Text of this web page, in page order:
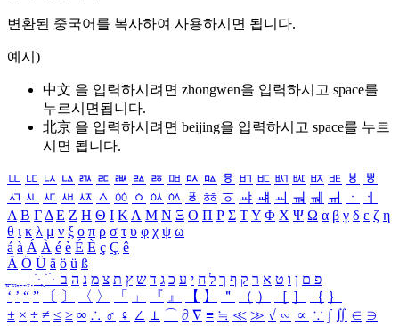
변환된 중국어를 복사하여 사용하시면 됩니다.
예시)
中文 을 입력하시려면 zhongwen을 입력하시고 space를
누르시면됩니다.
北京 을 입력하시려면 beijing을 입력하시고 space를 누르
시면 됩니다.
ㅥ ㅦ ㅧ ㅨ ㅩ ㅪ ㅫ ㅬ ㅭ ㅮ ㅯ ㅰ ㅱ ㅲ ㅳ ㅴ ㅵ ㅶ ㅷ ㅸ
ㅹ
ㅺ ㅻ ㅼ ㅽ ㅾ ㅿ ㆀ ㆁ ㆂ ㆃ ㆄ ㆅ ㆆ ㆇ ㆈ ㆉ ㆊ ㆋ ㆌ ㆍ
ㆎ
Α Β ΓΔ Ε Ζ Η Θ Ι ΚΛ Μ Ν Ξ Ο Π Ρ Σ ΤΥ Φ Χ Ψ Ω α β γ δ ε ζ η
θ ι κ λ μ ν ξ ο π ρ σ τ υ φ χ ψ ω
á à Á À é è É È ç Ç ê
Ä Ö Ü ä ö ü ß
ִֶֹ ֻּ ׁׂ פ ם ן ו ט א ר ק ף ך ל ח י ע כ ג ד ש ץ ת צ מ נ ה ב
‘ ’ “ ” 〔 〕 〈 〉 「 」 『 』 【 】 ＂ （ ） ［ ］ ｛ ｝
± × ÷ ≠ ≤ ≥ ∞ ∴ ♂ ♀ ∠ ⊥ ⌒ ∂ ∇ ≡ ≒ ≪ ≫ √ ∽ ∝ ∵ ∫ ∬ ∈ ∋